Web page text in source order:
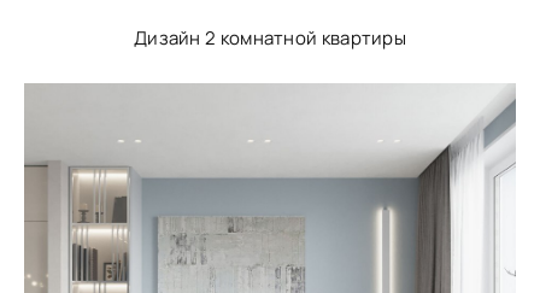
Дизайн 2 комнатной квартиры